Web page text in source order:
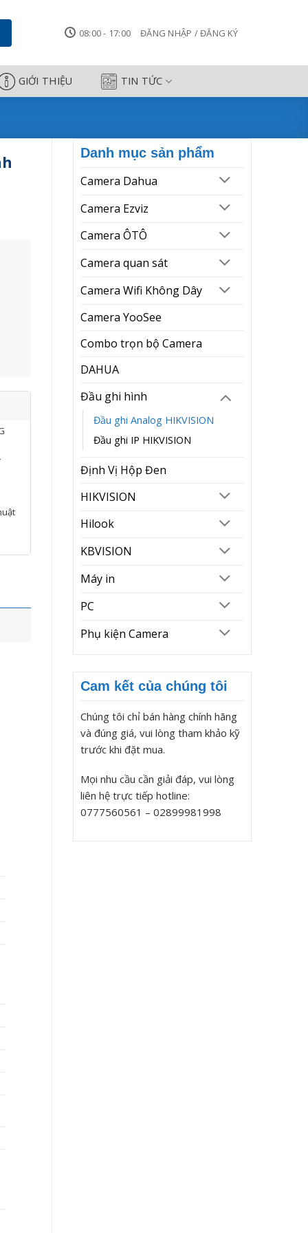
08:00 - 17:00 ĐĂNG NHẬP / ĐĂNG KÝ
GIỚI THIỆU TIN TỨC
Danh mục sản phẩm
Camera Dahua
Camera Ezviz
Camera ÔTÔ
Camera quan sát
Camera Wifi Không Dây
Camera YooSee
Combo trọn bộ Camera
DAHUA
Đầu ghi hình
Đầu ghi Analog HIKVISION
Đầu ghi IP HIKVISION
Định Vị Hộp Đen
HIKVISION
Hilook
KBVISION
Máy in
PC
Phụ kiện Camera
Cam kết của chúng tôi
Chúng tôi chỉ bán hàng chính hãng
và đúng giá, vui lòng tham khảo kỹ
trước khi đặt mua.
Mọi nhu cầu cần giải đáp, vui lòng
liên hệ trực tiếp hotline:
0777560561 – 02899981998